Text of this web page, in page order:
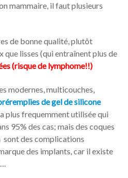
mammaire, il faut plusieurs
de bonne qualité, plutôt
que lisses (qui entraînent plus de
(risque de lymphome!!)
modernes, multicouches,
de gel de silicone
plus frequemment utilisée qui
95% des cas; mais des coques
sont des complications
des implants, car il existe